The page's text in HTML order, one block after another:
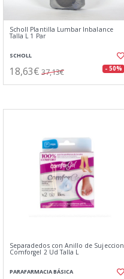
Scholl Plantilla Lumbar Inbalance
Talla L 1 Par
SCHOLL
18,63€ 37,13€ - 50%
Separadedos con Anillo de Sujeccion
Comforgel 2 Ud Talla L
PARAFARMACIA BÁSICA